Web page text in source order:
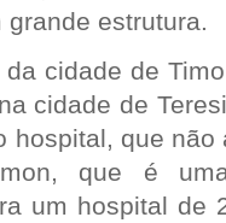
estrutura.
cidade de
cidade de
hospital, que
que é
um hospital de